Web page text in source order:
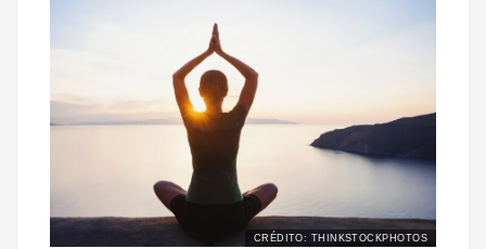
CRÉDITO: THINKSTOCKPHOTOS